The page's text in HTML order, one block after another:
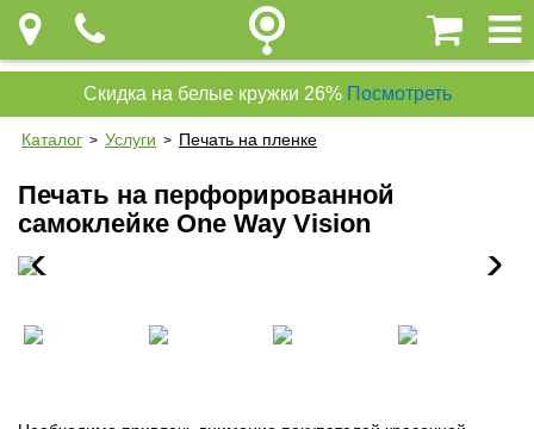
Скидка на белые кружки 26% Посмотреть
Каталог > Услуги > Печать на пленке
Печать на перфорированной
самоклейке One Way Vision